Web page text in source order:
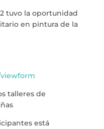
tuvo la oportunidad
en pintura de la
viewform
talleres de
está